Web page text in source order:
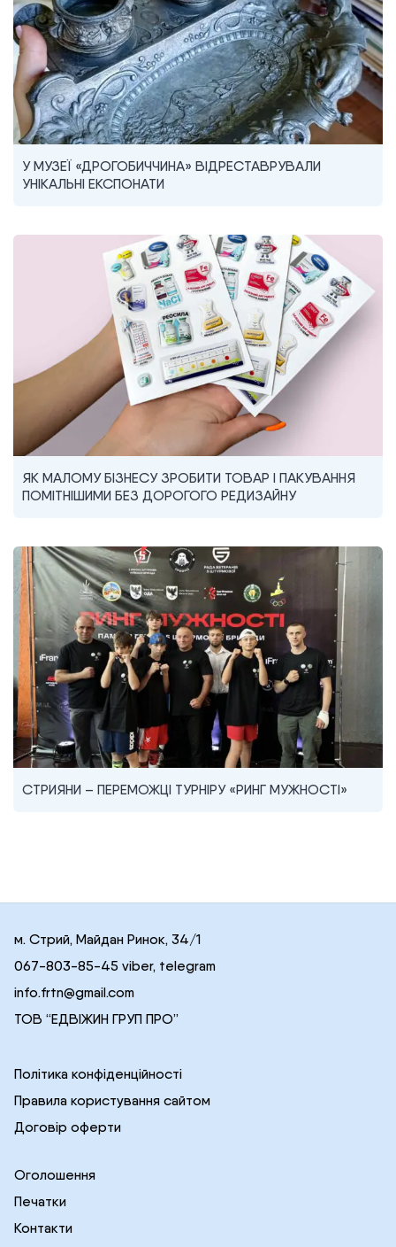
У МУЗЕЇ «ДРОГОБИЧЧИНА» ВІДРЕСТАВРУВАЛИ
УНІКАЛЬНІ ЕКСПОНАТИ
ЯК МАЛОМУ БІЗНЕСУ ЗРОБИТИ ТОВАР І ПАКУВАННЯ
ПОМІТНІШИМИ БЕЗ ДОРОГОГО РЕДИЗАЙНУ
СТРИЯНИ – ПЕРЕМОЖЦІ ТУРНІРУ «РИНГ МУЖНОСТІ»
м. Стрий, Майдан Ринок, 34/1
067-803-85-45 viber, telegram
info.frtn@gmail.com
ТОВ “ЕДВІЖИН ГРУП ПРО”
Політика конфіденційності
Правила користування сайтом
Договір оферти
Оголошення
Печатки
Контакти